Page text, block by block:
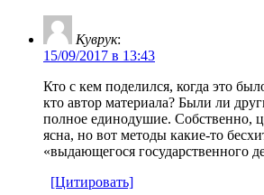
Куврук:
15/09/2017 в 13:43
Кто с кем поделился, когда это
кто автор материала? Были ли
полное единодушие. Собственно,
ясна, но вот методы какие-то
«выдающегося государственного
[Цитировать]